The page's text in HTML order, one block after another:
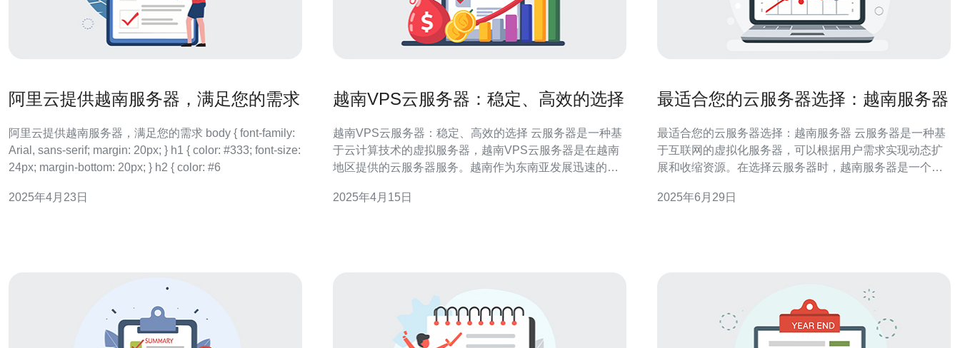
阿里云提供越南服务器，满足您的需求
阿里云提供越南服务器，满足您的需求 body { font-family:
Arial, sans-serif; margin: 20px; } h1 { color: #333; font-size:
24px; margin-bottom: 20px; } h2 { color: #6
2025年4月23日
越南VPS云服务器：稳定、高效的选择
越南VPS云服务器：稳定、高效的选择 云服务器是一种基
于云计算技术的虚拟服务器，越南VPS云服务器是在越南
地区提供的云服务器服务。越南作为东南亚发展迅速的国
其稳定性和高效性成为了很多企业和个人用户的首选。 越
2025年4月15日
最适合您的云服务器选择：越南服务器
最适合您的云服务器选择：越南服务器 云服务器是一种基
于互联网的虚拟化服务器，可以根据用户需求实现动态扩
展和收缩资源。在选择云服务器时，越南服务器是一个不
场景。 越南服务器在亚洲地区拥有良好的网络覆盖，速度
2025年6月29日